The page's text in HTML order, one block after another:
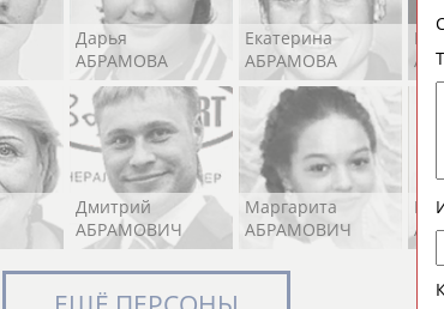
Дарья
АБРАМОВА
Екатерина
АБРАМОВА
Дмитрий
АБРАМОВИЧ
Маргарита
АБРАМОВИЧ